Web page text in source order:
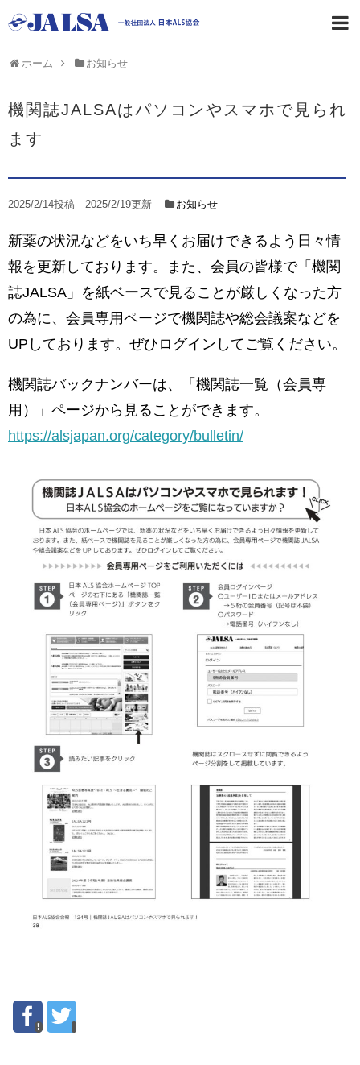
ホーム お知らせ
機関誌JALSAはパソコンやスマホで見られ
ます
2025/2/14投稿 2025/2/19更新 お知らせ
新薬の状況などをいち早くお届けできるよう日々情
報を更新しております。また、会員の皆様で「機関
誌JALSA」を紙ベースで見ることが厳しくなった方
の為に、会員専用ページで機関誌や総会議案などを
UPしております。ぜひログインしてご覧ください。
機関誌バックナンバーは、「機関誌一覧（会員専
用）」ページから見ることができます。
https://alsjapan.org/category/bulletin/